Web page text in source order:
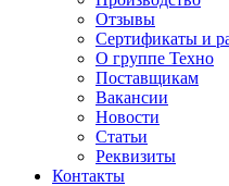
Отзывы
Сертификаты и
О группе Техно
Поставщикам
Вакансии
Новости
Статьи
Реквизиты
Контакты